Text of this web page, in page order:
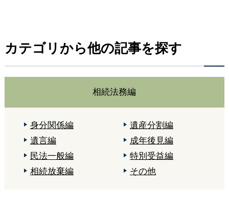
カテゴリから他の記事を探す
相続法務編
身分関係編
遺産分割編
遺言編
成年後見編
民法一般編
特別受益編
相続放棄編
その他